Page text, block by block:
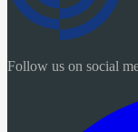
Follow us on social